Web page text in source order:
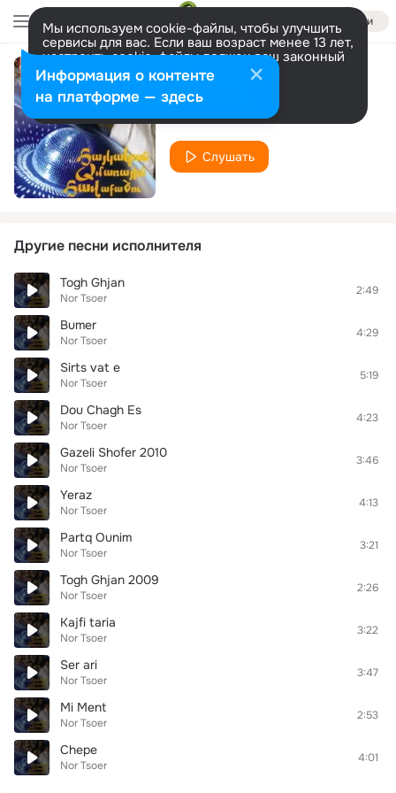
Войти
Мы используем cookie-файлы, чтобы улучшить
сервисы для вас. Если ваш возраст менее 13 лет,
настроить cookie-файлы должен ваш законный
представитель. Больше информации
Разрешить все Настроить
Nor erg
Nor Tsoer
Слушать
Другие песни исполнителя
Togh Ghjan
Nor Tsoer
2:49
Bumer
Nor Tsoer
4:29
Sirts vat e
Nor Tsoer
5:19
Dou Chagh Es
Nor Tsoer
4:23
Gazeli Shofer 2010
Nor Tsoer
3:46
Yeraz
Nor Tsoer
4:13
Partq Ounim
Nor Tsoer
3:21
Togh Ghjan 2009
Nor Tsoer
2:26
Kajfi taria
Nor Tsoer
3:22
Ser ari
Nor Tsoer
3:47
Mi Ment
Nor Tsoer
2:53
Chepe
Nor Tsoer
4:01
Информация о контенте
на платформе — здесь